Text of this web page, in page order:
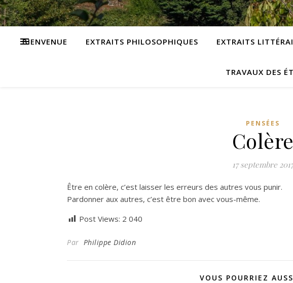
BIENVENUE EXTRAITS PHILOSOPHIQUES EXTRAITS
TRAVAUX DES
PENSÉES
Colère
17 septembre 2017
Être en colère, c’est laisser les erreurs des autres vous punir.
Pardonner aux autres, c’est être bon avec vous-même.
Post Views: 2 040
Par Philippe Didion
VOUS POURRIEZ